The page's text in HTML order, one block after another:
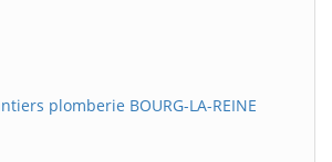
plomberie BOURG-LA-REINE